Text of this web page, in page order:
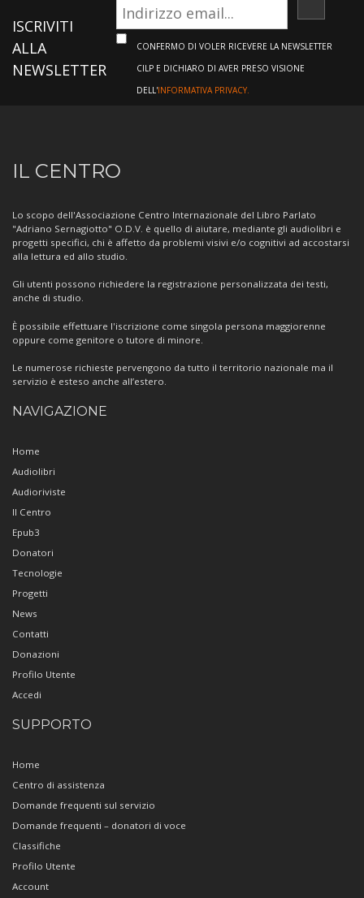
ISCRIVITI
ALLA
NEWSLETTER
CONFERMO DI VOLER RICEVERE LA NEWSLETTER
CILP E DICHIARO DI AVER PRESO VISIONE
DELL'INFORMATIVA PRIVACY.
Informazioni
sul
Centro
IL CENTRO
Lo scopo dell'Associazione Centro Internazionale del Libro Parlato
"Adriano Sernagiotto" O.D.V. è quello di aiutare, mediante gli audiolibri e
progetti specifici, chi è affetto da problemi visivi e/o cognitivi ad accostarsi
alla lettura ed allo studio.
Gli utenti possono richiedere la registrazione personalizzata dei testi,
anche di studio.
È possibile effettuare l'iscrizione come singola persona maggiorenne
oppure come genitore o tutore di minore.
Le numerose richieste pervengono da tutto il territorio nazionale ma il
servizio è esteso anche all’estero.
NAVIGAZIONE
Home
Audiolibri
Audioriviste
Il Centro
Epub3
Donatori
Tecnologie
Progetti
News
Contatti
Donazioni
Profilo Utente
Accedi
SUPPORTO
Home
Centro di assistenza
Domande frequenti sul servizio
Domande frequenti – donatori di voce
Classifiche
Profilo Utente
Account